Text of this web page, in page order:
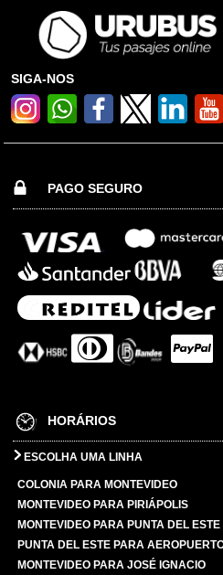
SIGA-NOS
PAGO SEGURO
HORÁRIOS
ESCOLHA UMA LINHA
COLONIA PARA MONTEVIDEO
MONTEVIDEO PARA PIRIÁPOLIS
MONTEVIDEO PARA PUNTA DEL ESTE
PUNTA DEL ESTE PARA
MONTEVIDEO PARA JOSÉ IGNACIO